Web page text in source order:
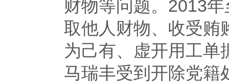
财物等问题。2013
取他人财物、收受贿
为己有、虚开用工单
马瑞丰受到开除党籍